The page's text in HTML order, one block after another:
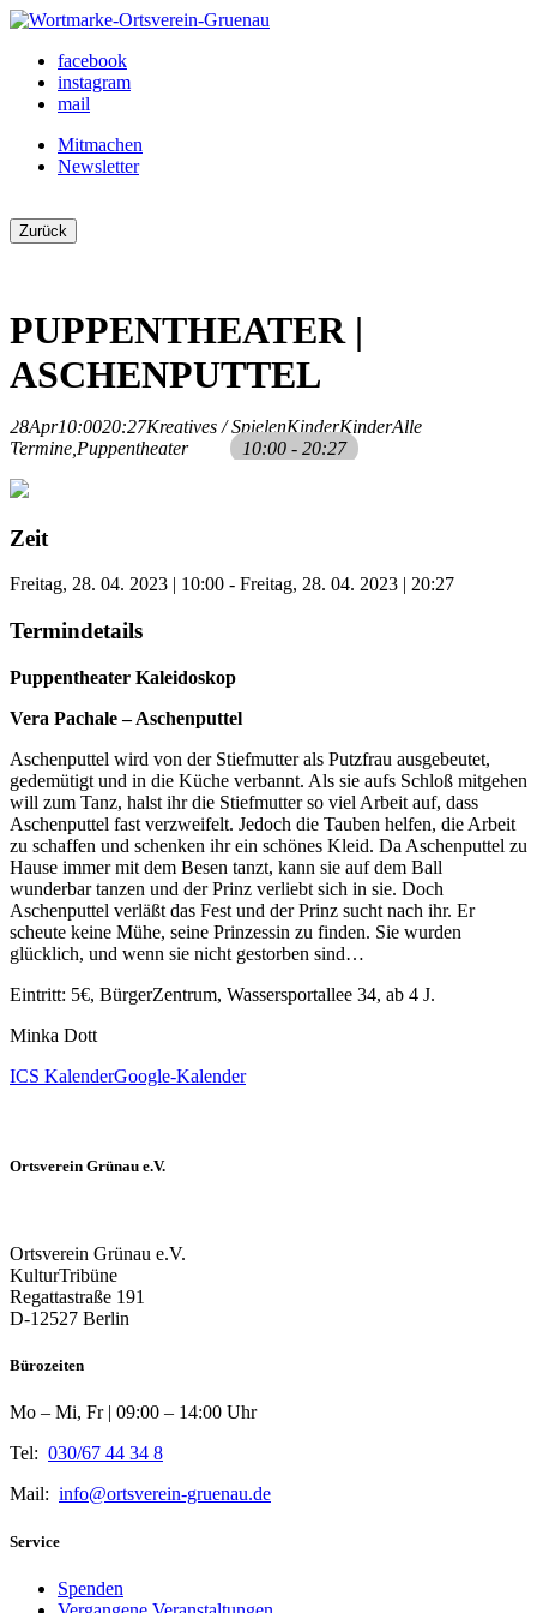
Skip
content
Ortsverein Grünau
Veranstaltungen und Angebote in Ihrem Bezirk
facebook
instagram
mail
Mitmachen
Newsletter
Zurück
PUPPENTHEATER |
ASCHENPUTTEL
28Apr10:0020:27Kreatives / SpielenKinderKinderAlle
Termine, Puppentheater 10:00 - 20:27
Zeit
Freitag, 28. 04. 2023 | 10:00 - Freitag, 28. 04. 2023 | 20:27
Termindetails
Puppentheater Kaleidoskop
Vera Pachale – Aschenputtel
Aschenputtel wird von der Stiefmutter als Putzfrau ausgebeutet,
gedemütigt und in die Küche verbannt. Als sie aufs Schloß mitgehen
will zum Tanz, halst ihr die Stiefmutter so viel Arbeit auf, dass
Aschenputtel fast verzweifelt. Jedoch die Tauben helfen, die Arbeit
zu schaffen und schenken ihr ein schönes Kleid. Da Aschenputtel zu
Hause immer mit dem Besen tanzt, kann sie auf dem Ball
wunderbar tanzen und der Prinz verliebt sich in sie. Doch
Aschenputtel verläßt das Fest und der Prinz sucht nach ihr. Er
scheute keine Mühe, seine Prinzessin zu finden. Sie wurden
glücklich, und wenn sie nicht gestorben sind…
Eintritt: 5€, BürgerZentrum, Wassersportallee 34, ab 4 J.
Minka Dott
ICS KalenderGoogle-Kalender
Ortsverein Grünau e.V.
Ortsverein Grünau e.V.
KulturTribüne
Regattastraße 191
D-12527 Berlin
Bürozeiten
Mo – Mi, Fr | 09:00 – 14:00 Uhr
Tel: 030/67 44 34 8
Mail: info@ortsverein-gruenau.de
Service
Spenden